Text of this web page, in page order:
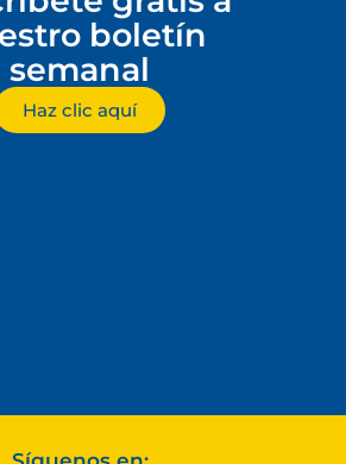
boletín
semanal
Haz clic aquí